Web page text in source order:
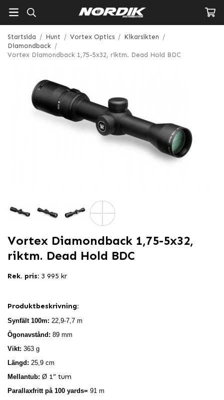
Startsida / Hunt / Vortex Optics / Kikarsikten /
Diamondback /
Vortex Diamondback 1,75-5x32, riktm. Dead Hold BDC
Vortex Diamondback 1,75-5x32,
riktm. Dead Hold BDC
Rek. pris: 3 995 kr
Produktbeskrivning:
Synfält 100m: 22,9-7,7 m
Ögonavstånd: 89 mm
Vikt: 363 g
Längd: 25,9 cm
Mellantub: Ø 1” tum
Parallaxfritt på 100 yards= 91 m